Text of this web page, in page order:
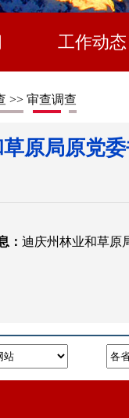
工作动态
>> 审查调查
原局原党
： 迪庆州林业和草原